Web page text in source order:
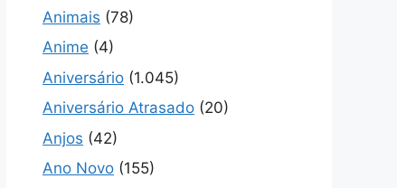
Animais (78)
Anime (4)
Aniversário (1.045)
Aniversário Atrasado (20)
Anjos (42)
Ano Novo (155)